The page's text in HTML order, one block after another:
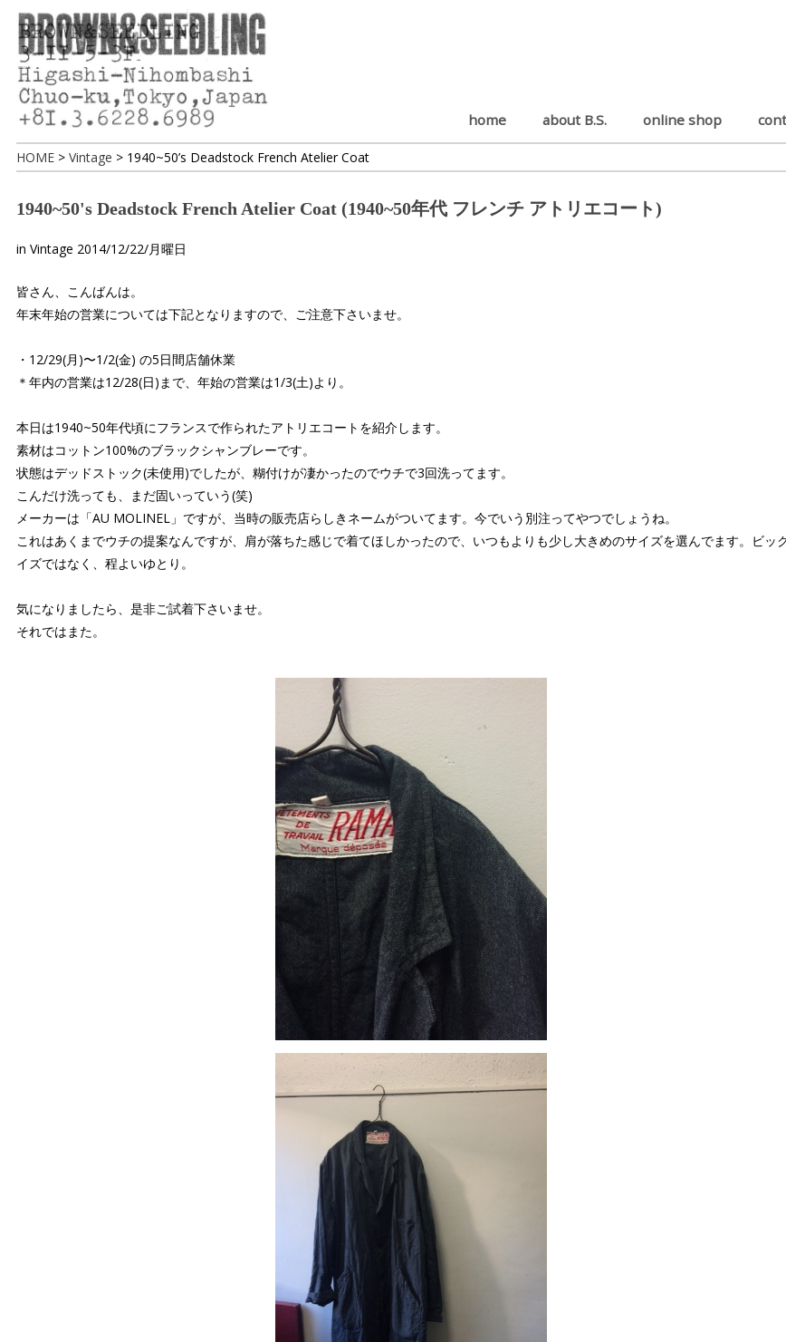
home about B.S. online shop
HOME >Vintage > 1940~50’s Deadstock French Atelier Coat
1940~50's Deadstock French Atelier Coat (1940~50年代 フレンチ アトリエコート)
inVintage 2014/12/22/月曜日
皆さん、こんばんは。
年末年始の営業については下記となりますので、ご注意下さいませ。
・12/29(月)〜1/2(金) の5日間店舗休業
＊年内の営業は12/28(日)まで、年始の営業は1/3(土)より。
本日は1940~50年代頃にフランスで作られたアトリエコートを紹介します。
素材はコットン100%のブラックシャンブレーです。
状態はデッドストック(未使用)でしたが、糊付けが凄かったのでウチで3回洗ってます。
こんだけ洗っても、まだ固いっていう(笑)
メーカーは「AU MOLINEL」ですが、当時の販売店らしきネームがついてます。今でいう別注ってやつでしょうね。
これはあくまでウチの提案なんですが、肩が落ちた感じで着てほしかったので、いつもよりも少し大きめのサイズを選んでます。ビッ
イズではなく、程よいゆとり。
気になりましたら、是非ご試着下さいませ。
それではまた。